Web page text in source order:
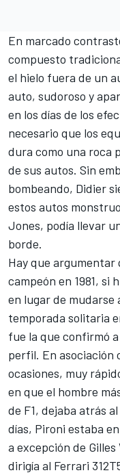
En marcado
compuesto
el hielo fuera de un
auto, sudoroso y
en los días de los
necesario que los
dura como una roca
de sus autos. Sin
bombeando, Didier
estos autos
Jones, podía llevar
borde.
Hay que
campeón en 1981, si
en lugar de mudarse
temporada solitaria
fue la que confirmó
perfil. En asociación
ocasiones, muy
en que el hombre
de F1, dejaba atrás
días, Pironi estaba
a excepción de
dirigía al Ferrari